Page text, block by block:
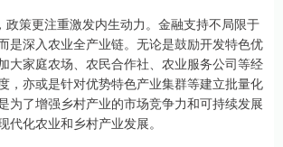
策更注重激发内生动力。金融支持不局限于
是深入农业全产业链。无论是鼓励开发特色优
大家庭农场、农民合作社、农业服务公司等经
，亦或是针对优势特色产业集群等建立批量化
为了增强乡村产业的市场竞争力和可持续发展
代化农业和乡村产业发展。